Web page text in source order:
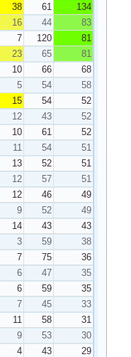
38 61
134
16 44
83
7 120
81
23 65
81
10 66
68
5 54
58
15 54
52
12 43
52
10 61
52
11 54
51
13 52
51
12 57
51
12 46
49
9 52
49
14 43
43
3 59
38
7 75
36
6 47
35
6 59
35
7 45
33
11 58
31
9 53
30
4 43
29